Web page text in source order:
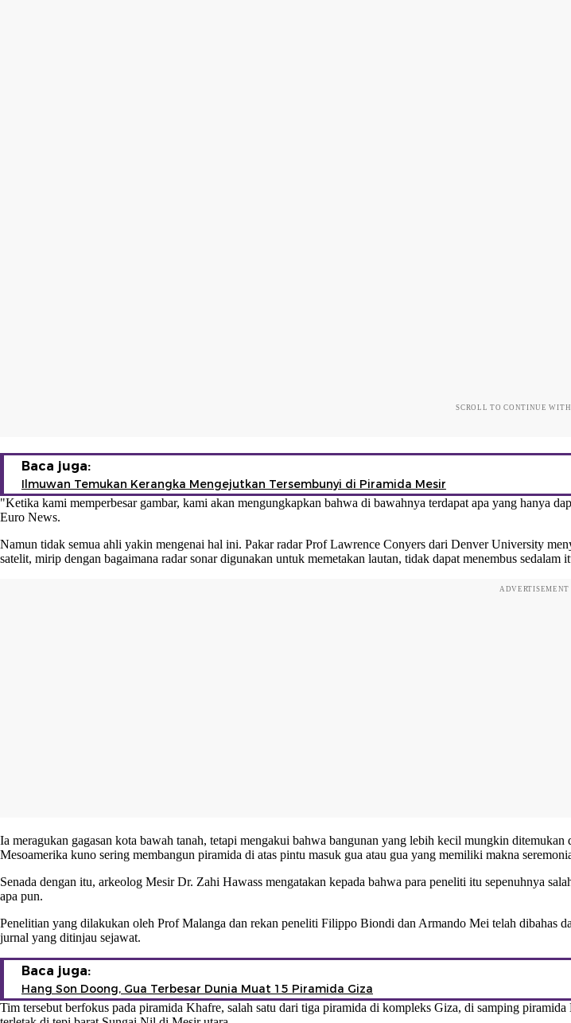
SCROLL TO CONTINUE
Baca juga:
Ilmuwan Temukan Kerangka Mengejutkan Tersembunyi di Piramida Mesir
"Ketika kami memperbesar gambar, kami akan mengungkapkan bahwa di bawahnya terdapat apa yang hanya
Euro News.
Namun tidak semua ahli yakin mengenai hal ini. Pakar radar Prof Lawrence Conyers dari Denver University
satelit, mirip dengan bagaimana radar sonar digunakan untuk memetakan lautan, tidak dapat menembus sedalam
ADVERTISEMENT
Ia meragukan gagasan kota bawah tanah, tetapi mengakui bahwa bangunan yang lebih kecil mungkin
Mesoamerika kuno sering membangun piramida di atas pintu masuk gua atau gua yang memiliki makna
Senada dengan itu, arkeolog Mesir Dr. Zahi Hawass mengatakan kepada bahwa para peneliti itu sepenuhnya
apa pun.
Penelitian yang dilakukan oleh Prof Malanga dan rekan peneliti Filippo Biondi dan Armando Mei telah dibahas
jurnal yang ditinjau sejawat.
Baca juga:
Hang Son Doong, Gua Terbesar Dunia Muat 15 Piramida Giza
Tim tersebut berfokus pada piramida Khafre, salah satu dari tiga piramida di kompleks Giza, di samping